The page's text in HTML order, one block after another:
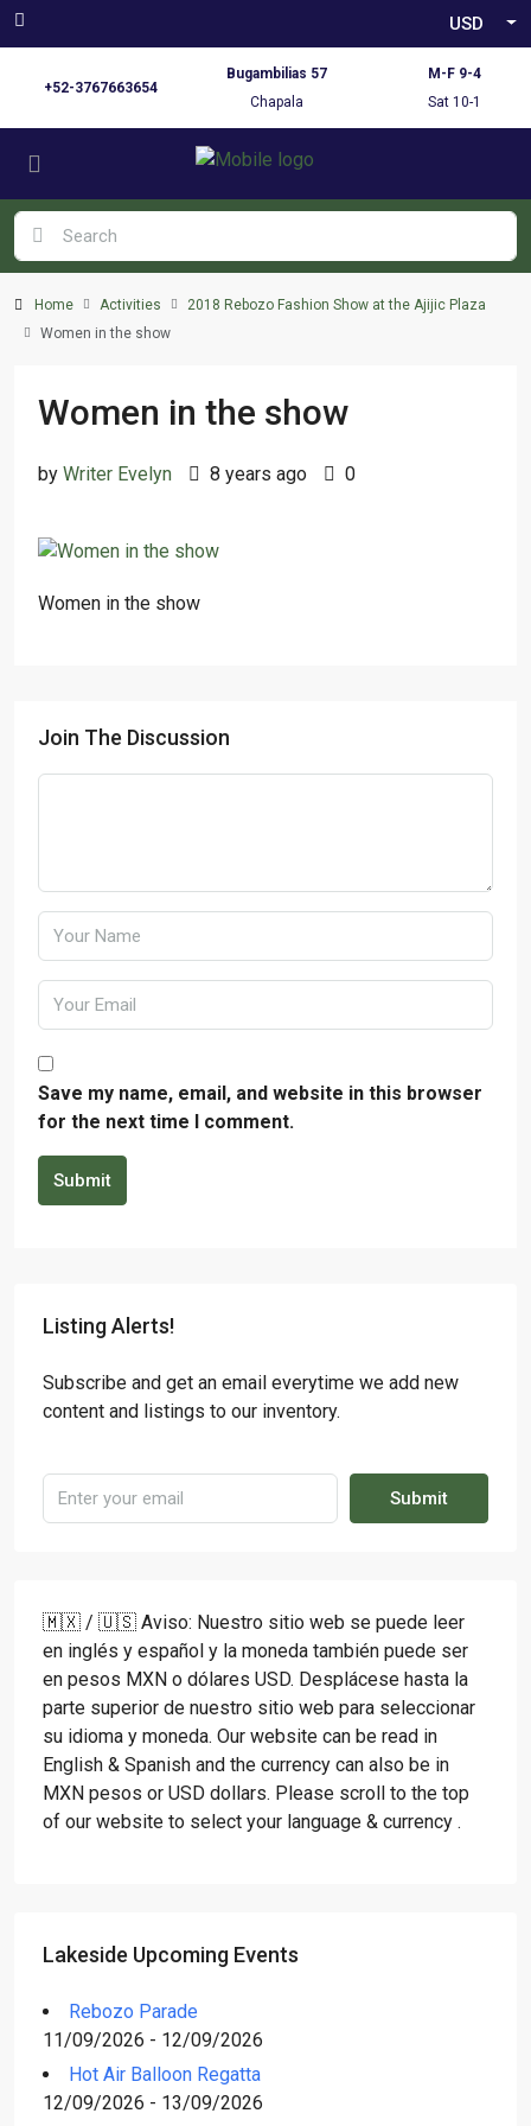
USD
+52-3767663654
Bugambilias 57
Chapala
M-F 9-4
Sat 10-1
Home Activities
2018 Rebozo Fashion Show at the Ajijic Plaza
Women in the show
Women in the show
by Writer Evelyn 8 years ago 0
Women in the show
Join The Discussion
Save my name, email, and website in this browser
for the next time I comment.
Submit
Listing Alerts!
Subscribe and get an email everytime we add new
content and listings to our inventory.
Submit
🇲🇽 / 🇺🇸 Aviso: Nuestro sitio web se puede leer
en inglés y español y la moneda también puede ser
en pesos MXN o dólares USD. Desplácese hasta la
parte superior de nuestro sitio web para seleccionar
su idioma y moneda. Our website can be read in
English & Spanish and the currency can also be in
MXN pesos or USD dollars. Please scroll to the top
of our website to select your language & currency .
Lakeside Upcoming Events
Rebozo Parade
11/09/2026 - 12/09/2026
Hot Air Balloon Regatta
12/09/2026 - 13/09/2026